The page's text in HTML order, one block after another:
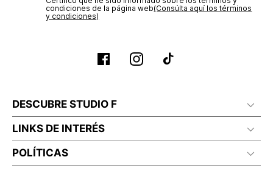
condiciones de la página web‎(Consúlta aquí los términos
y condiciones)
DESCUBRE STUDIO F
LINKS DE INTERÉS
POLÍTICAS